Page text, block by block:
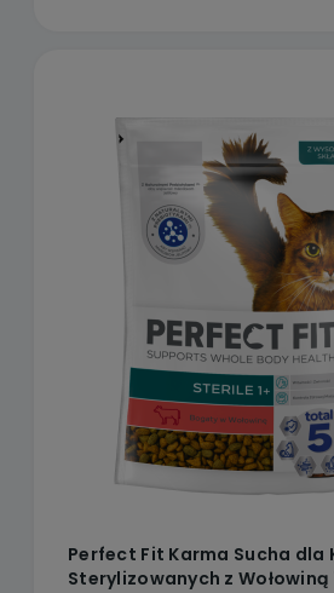
Perfect Fit Karma Sucha dla
Sterylizowanych z Wołowiną